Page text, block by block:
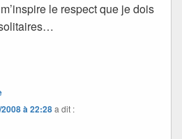
le respect que je dois
à 22:28a dit :